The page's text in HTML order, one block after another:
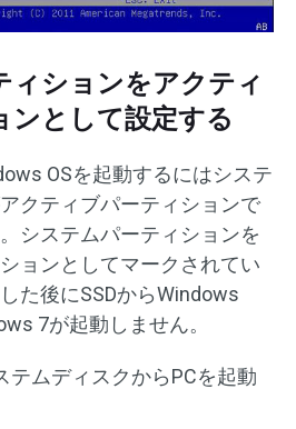
ィションをアクティ
ンとして設定する
OSを起動するにはシステ
クティブパーティションで
システムパーティションを
ョンとしてマークされてい
た後にSSDからWindows
7が起動しません。
テムディスクからPCを起動